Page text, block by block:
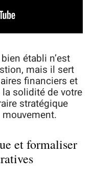
établi n’est
mais il sert
financiers et
la solidité de votre
stratégique
et formaliser